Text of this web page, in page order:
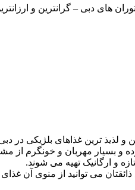
های دبی – گرانترین و
و لذیذ ترین غذاهای بلژیکی در
و بسیار مهربان و خونگرم از
و ارگانیک تهیه می شوند.